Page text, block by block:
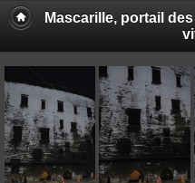
Mascarille, portail